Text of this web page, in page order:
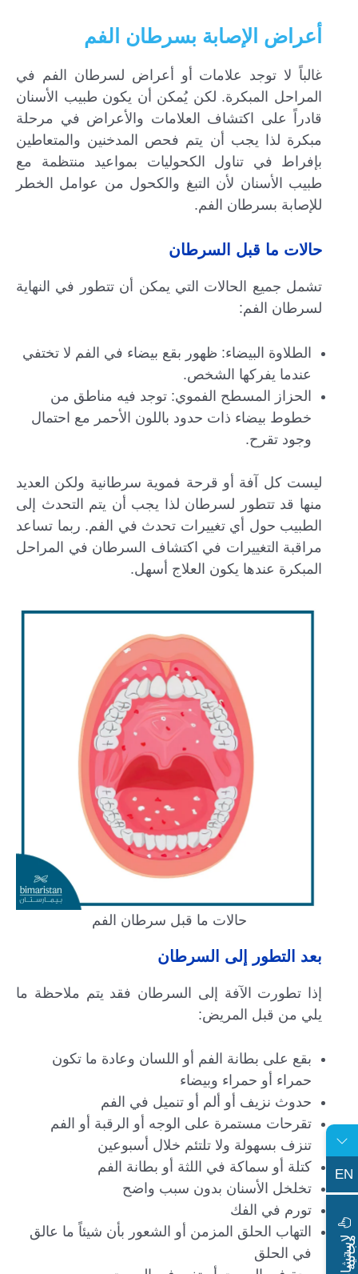
أعراض الإصابة بسرطان الفم
غالباً لا توجد علامات أو أعراض لسرطان الفم في
المراحل المبكرة. لكن يُمكن أن يكون طبيب الأسنان
قادراً على اكتشاف العلامات والأعراض في مرحلة
مبكرة لذا يجب أن يتم فحص المدخنين والمتعاطين
بإفراط في تناول الكحوليات بمواعيد منتظمة مع
طبيب الأسنان لأن التبغ والكحول من عوامل الخطر
للإصابة بسرطان الفم.
حالات ما قبل السرطان
تشمل جميع الحالات التي يمكن أن تتطور في النهاية
لسرطان الفم:
الطلاوة البيضاء: ظهور بقع بيضاء في الفم لا تختفي
عندما يفركها الشخص.
الحزاز المسطح الفموي: توجد فيه مناطق من
خطوط بيضاء ذات حدود باللون الأحمر مع احتمال
وجود تقرح.
ليست كل آفة أو قرحة فموية سرطانية ولكن العديد
منها قد تتطور لسرطان لذا يجب أن يتم التحدث إلى
الطبيب حول أي تغييرات تحدث في الفم. ربما تساعد
مراقبة التغييرات في اكتشاف السرطان في المراحل
المبكرة عندها يكون العلاج أسهل.
حالات ما قبل سرطان الفم
بعد التطور إلى السرطان
إذا تطورت الآفة إلى السرطان فقد يتم ملاحظة ما
يلي من قبل المريض:
بقع على بطانة الفم أو اللسان وعادة ما تكون
حمراء أو حمراء وبيضاء
حدوث نزيف أو ألم أو تنميل في الفم
تقرحات مستمرة على الوجه أو الرقبة أو الفم
تنزف بسهولة ولا تلتئم خلال أسبوعين
كتلة أو سماكة في اللثة أو بطانة الفم
تخلخل الأسنان بدون سبب واضح
تورم في الفك
التهاب الحلق المزمن أو الشعور بأن شيئاً ما عالق
في الحلق
EN
ل
ا
س
ت
ش
ا
ر
ة
م
ج
ا
ن
ي
ة